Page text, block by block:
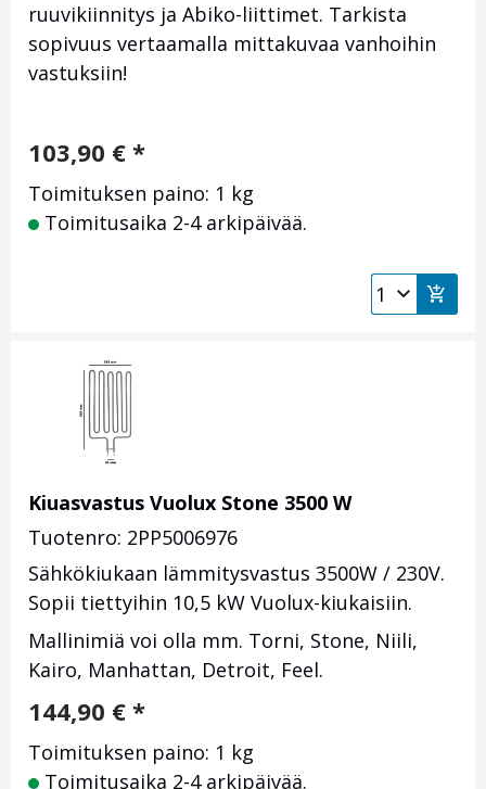
ruuvikiinnitys ja Abiko-liittimet. Tarkista
sopivuus vertaamalla mittakuvaa vanhoihin
vastuksiin!
103,90 € *
Toimituksen paino: 1 kg
Toimitusaika 2-4 arkipäivää.
Kiuasvastus Vuolux Stone 3500 W
Tuotenro: 2PP5006976
Sähkökiukaan lämmitysvastus 3500W / 230V.
Sopii tiettyihin 10,5 kW Vuolux-kiukaisiin.
Mallinimiä voi olla mm. Torni, Stone, Niili,
Kairo, Manhattan, Detroit, Feel.
144,90 € *
Toimituksen paino: 1 kg
Toimitusaika 2-4 arkipäivää.